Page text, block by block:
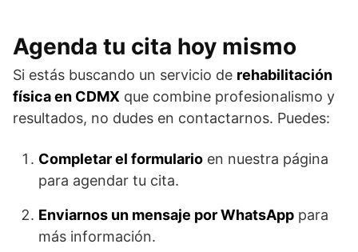
Agenda tu cita hoy mismo
Si estás buscando un servicio de rehabilitación
física en CDMX que combine profesionalismo y
resultados, no dudes en contactarnos. Puedes:
Completar el formulario en nuestra página
para agendar tu cita.
Enviarnos un mensaje por WhatsApp para
más información.